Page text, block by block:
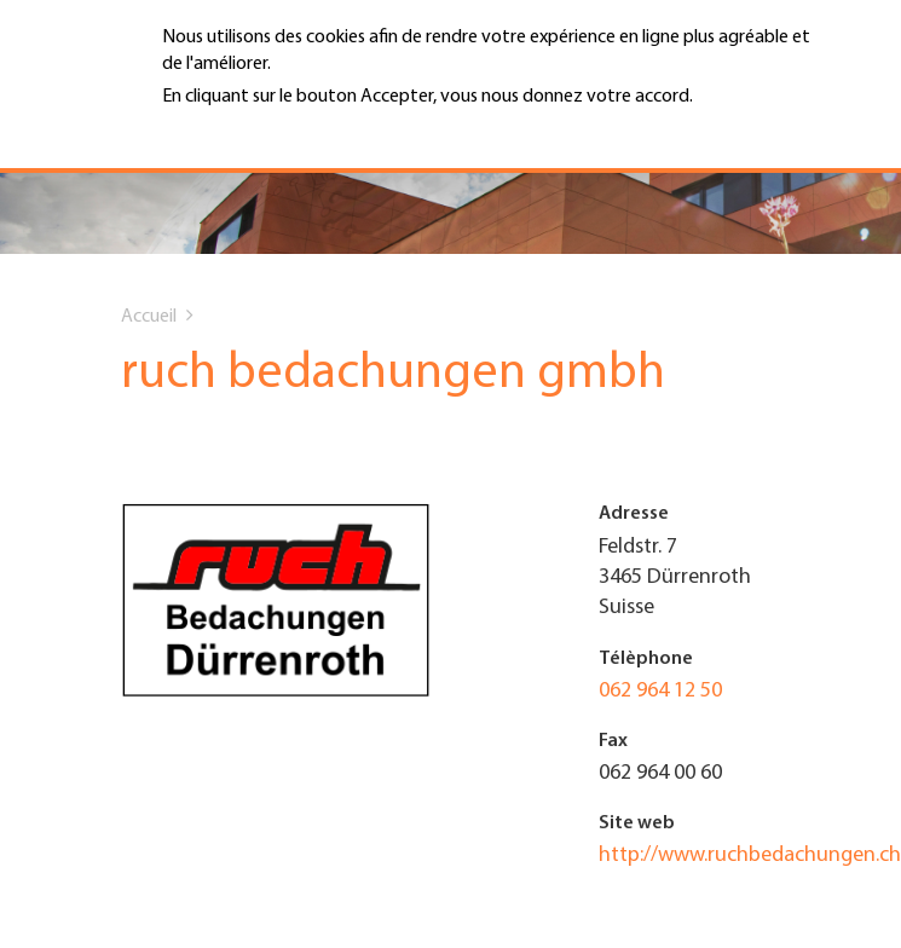
Nous utilisons des cookies afin de rendre votre expérience en ligne plus agréable et
de l'améliorer.
En cliquant sur le bouton Accepter, vous nous donnez votre accord.
Hauptnavigation
PORTRAIT
SERVICES
INFOTHÈQUE
TROUVER ENTREPRISE
MAGAZINE SPÉCIALISÉ
MENU
Top
Menu
are
Accueil
ruch bedachungen gmbh
Adresse
Feldstr. 7
3465 Dürrenroth
Suisse
Télèphone
062 964 12 50
Fax
062 964 00 60
Site web
http://www.ruchbedachungen.ch